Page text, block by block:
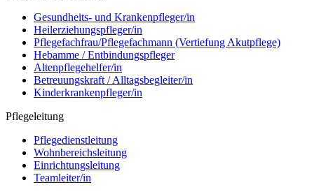
Gesundheits- und Krankenpfleger/in
Heilerziehungspfleger/in
Pflegefachfrau/Pflegefachmann (Vertiefung Akutpflege)
Hebamme / Entbindungspfleger
Altenpflegehelfer/in
Betreuungskraft / Alltagsbegleiter/in
Kinderkrankenpfleger/in
Pflegeleitung
Pflegedienstleitung
Wohnbereichsleitung
Einrichtungsleitung
Teamleiter/in